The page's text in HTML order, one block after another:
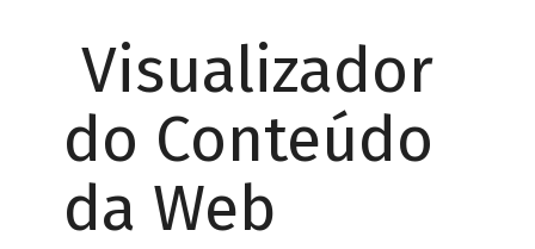
Visualizador
do Conteúdo
da Web